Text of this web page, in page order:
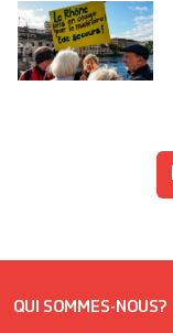
QUI SOMMES-NOUS?